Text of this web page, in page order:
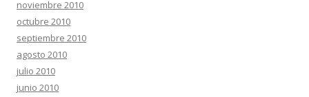
noviembre 2010
octubre 2010
septiembre 2010
agosto 2010
julio 2010
junio 2010